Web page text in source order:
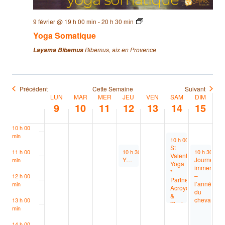
9 février @ 19 h 00 min -20 h 30 min
Yoga Somatique
Layama BibemusBibemus, aix en Provence
Précédent Cette Semaine Suivant
Évènements
LUN
9
MAR
10
MER
11
JEU
12
VEN
13
SAM
14
DIM
15
min
10 h 00
min
11 h 00
min
12 h 00
min
13 h 00
min
February 12, 2026
10 h 30 min 11 h 45 min
Yoga doux
February 14, 2026
10 h 00 min
St
Valentin
Yoga
*
Partner,
Acroyoga
&
Thaï
February
10 h 30 min
Journée
immersive
–
l’année
du
cheval